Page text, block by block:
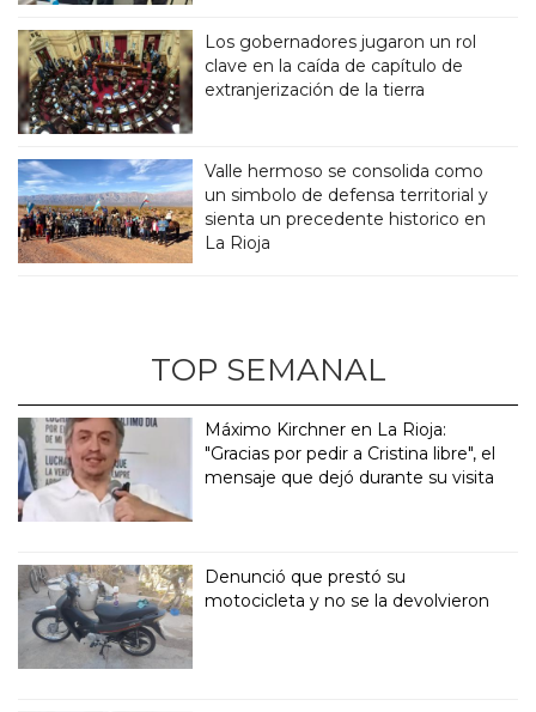
Los gobernadores jugaron un rol
clave en la caída de capítulo de
extranjerización de la tierra
Valle hermoso se consolida como
un simbolo de defensa territorial y
sienta un precedente historico en
La Rioja
TOP SEMANAL
Máximo Kirchner en La Rioja:
"Gracias por pedir a Cristina libre", el
mensaje que dejó durante su visita
Denunció que prestó su
motocicleta y no se la devolvieron